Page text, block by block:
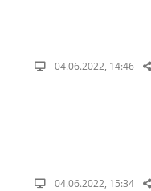
04.06.2022, 14:46
04.06.2022, 15:34